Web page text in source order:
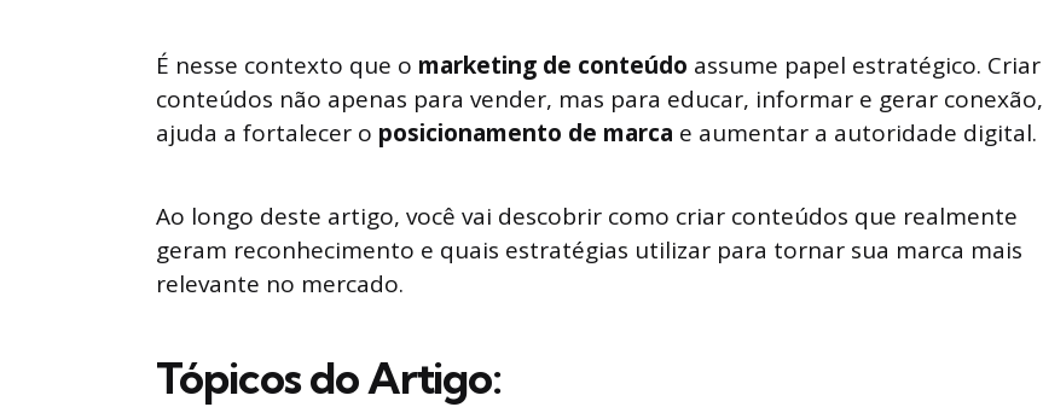
É nesse contexto que o marketing de conteúdo assume papel estratégico. Criar
conteúdos não apenas para vender, mas para educar, informar e gerar conexão,
ajuda a fortalecer o posicionamento de marca e aumentar a autoridade digital.
Ao longo deste artigo, você vai descobrir como criar conteúdos que realmente
geram reconhecimento e quais estratégias utilizar para tornar sua marca mais
relevante no mercado.
Tópicos do Artigo: